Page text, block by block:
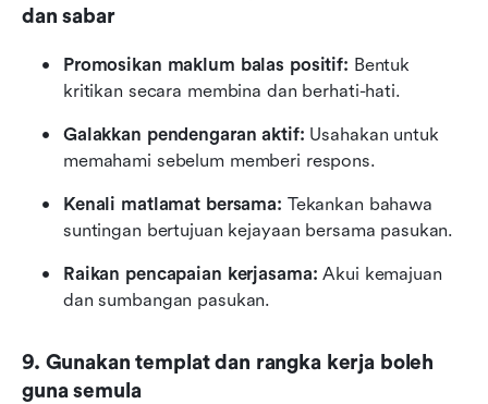
dan sabar
Promosikan maklum balas positif: Bentuk
kritikan secara membina dan berhati-hati.
Galakkan pendengaran aktif: Usahakan untuk
memahami sebelum memberi respons.
Kenali matlamat bersama: Tekankan bahawa
suntingan bertujuan kejayaan bersama pasukan.
Raikan pencapaian kerjasama: Akui kemajuan
dan sumbangan pasukan.
9. Gunakan templat dan rangka kerja boleh
guna semula